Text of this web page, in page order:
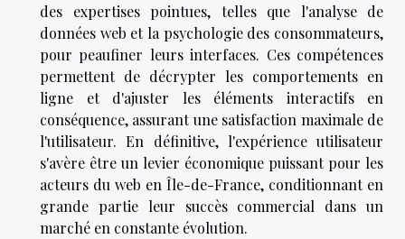
des expertises pointues, telles que l'analyse de
données web et la psychologie des consommateurs,
pour peaufiner leurs interfaces. Ces compétences
permettent de décrypter les comportements en
ligne et d'ajuster les éléments interactifs en
conséquence, assurant une satisfaction maximale de
l'utilisateur. En définitive, l'expérience utilisateur
s'avère être un levier économique puissant pour les
acteurs du web en Île-de-France, conditionnant en
grande partie leur succès commercial dans un
marché en constante évolution.